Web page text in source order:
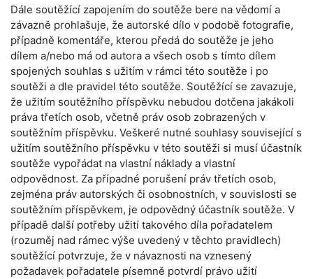
Dále soutěžící zapojením do soutěže bere na vědomí a
závazně prohlašuje, že autorské dílo v podobě fotografie,
případně komentáře, kterou předá do soutěže je jeho
dílem a/nebo má od autora a všech osob s tímto dílem
spojených souhlas s užitím v rámci této soutěže i po
soutěži a dle pravidel této soutěže. Soutěžící se zavazuje,
že užitím soutěžního příspěvku nebudou dotčena jakákoli
práva třetích osob, včetně práv osob zobrazených v
soutěžním příspěvku. Veškeré nutné souhlasy související s
užitím soutěžního příspěvku v této soutěži si musí účastník
soutěže vypořádat na vlastní náklady a vlastní
odpovědnost. Za případné porušení práv třetích osob,
zejména práv autorských či osobnostních, v souvislosti se
soutěžním příspěvkem, je odpovědný účastník soutěže. V
případě další potřeby užití takového díla pořadatelem
(rozuměj nad rámec výše uvedený v těchto pravidlech)
soutěžící potvrzuje, že v návaznosti na vznesený
požadavek pořadatele písemně potvrdí právo užití